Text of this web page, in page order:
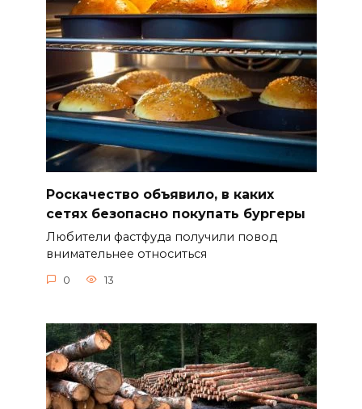
Роскачество объявило, в каких
сетях безопасно покупать бургеры
Любители фастфуда получили повод
внимательнее относиться
0 13